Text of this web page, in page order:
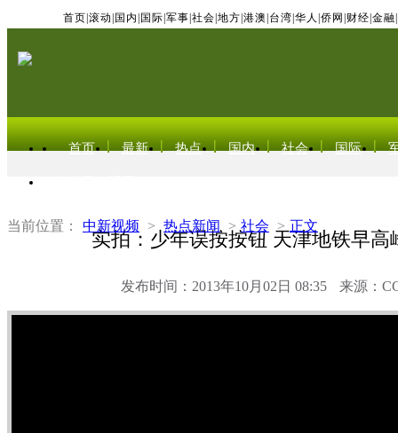
首页 滚动 国内 国际 军事 社会 地方 港澳 台湾 华人 侨网 财经 金融
首页 最新 热点 国内 社会 国际
当前位置： 中新视频 > 热点新闻 > 社会 > 正文
实拍：少年误按按钮 天津地铁早高
发布时间：2013年10月02日 08:35 来源：